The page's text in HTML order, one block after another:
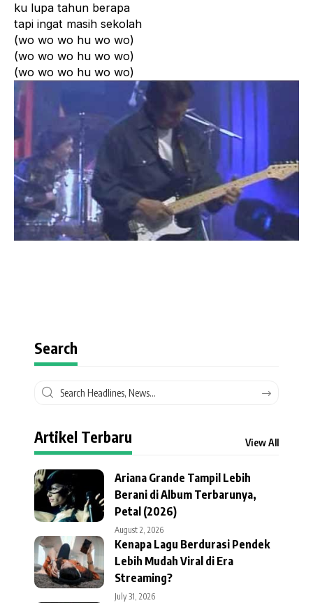
ku lupa tahun berapa
tapi ingat masih sekolah
(wo wo wo hu wo wo)
(wo wo wo hu wo wo)
(wo wo wo hu wo wo)
Search
Artikel Terbaru View All
Ariana Grande Tampil Lebih
Berani di Album Terbarunya,
Petal (2026)
August 2, 2026
Kenapa Lagu Berdurasi Pendek
Lebih Mudah Viral di Era
Streaming?
July 31, 2026